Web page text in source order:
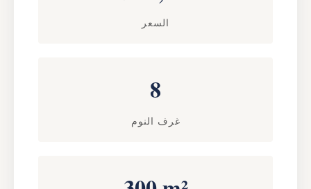
السعر
8
غرف النوم